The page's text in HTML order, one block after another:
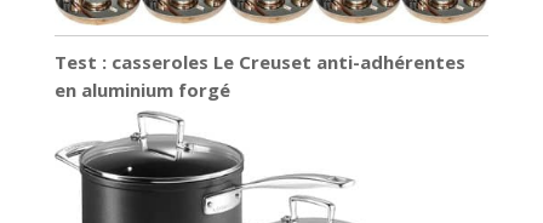
Test : casseroles Le Creuset anti-adhérentes
en aluminium forgé